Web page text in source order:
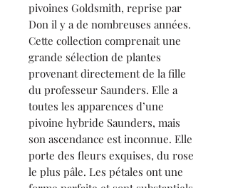
pivoines Goldsmith, reprise par
Don il y a de nombreuses années.
Cette collection comprenait une
grande sélection de plantes
provenant directement de la fille
du professeur Saunders. Elle a
toutes les apparences d’une
pivoine hybride Saunders, mais
son ascendance est inconnue. Elle
porte des fleurs exquises, du rose
le plus pâle. Les pétales ont une